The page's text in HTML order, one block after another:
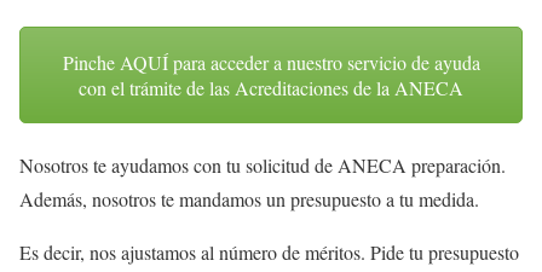
Pinche AQUÍ para acceder a nuestro servicio de ayuda
con el trámite de las Acreditaciones de la ANECA
Nosotros te ayudamos con tu solicitud de ANECA preparación.
Además, nosotros te mandamos un presupuesto a tu medida.
Es decir, nos ajustamos al número de méritos. Pide tu presupuesto